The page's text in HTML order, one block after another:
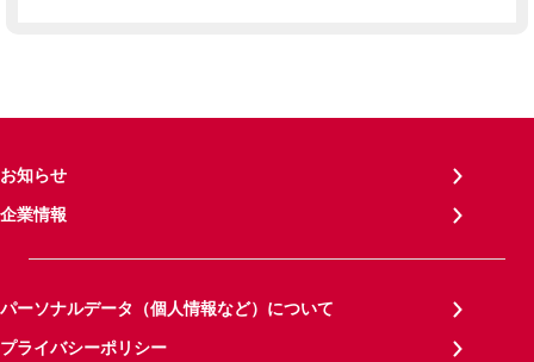
お知らせ
企業情報
パーソナルデータ（個人情報など）について
プライバシーポリシー